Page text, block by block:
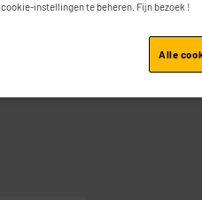
instellingen te beheren. Fijn bezoek !
Alle